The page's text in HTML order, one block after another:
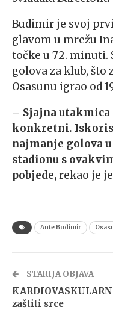
Budimir je svoj
glavom u mrežu
točke u 72. minuti.
golova za klub, što
Osasunu igrao od
– Sjajna
konkretni.
najmanje golova
stadionu s
pobjede,rekao je
Ante Budimir
STARIJA OBJAVA
zaštiti srce